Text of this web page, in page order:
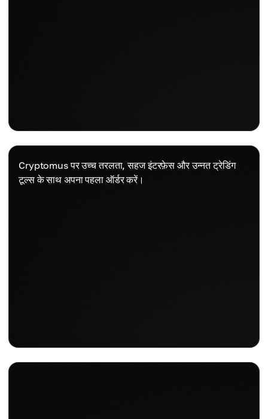
Cryptomus पर उच्च तरलता, सहज इंटरफ़ेस और उन्नत ट्रेडिंग
टूल्स के साथ अपना पहला ऑर्डर करें।